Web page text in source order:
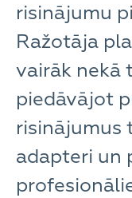
risinājumu
Ražotāja
vairāk nekā
piedāvājot
risinājumus
adapteri un